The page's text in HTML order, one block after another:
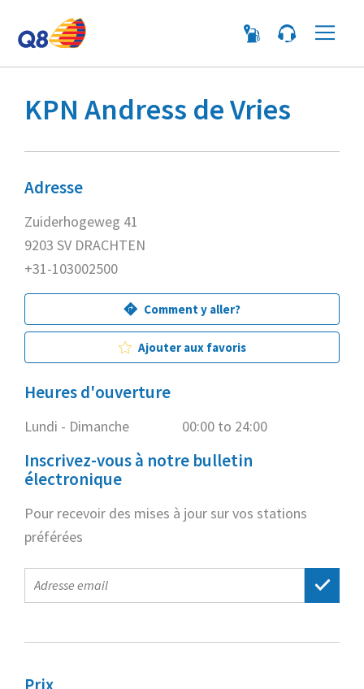
KPN Andress de Vries
Adresse
Zuiderhogeweg 41
9203 SV DRACHTEN
+31-103002500
Comment y aller?
Ajouter aux favoris
Heures d'ouverture
Lundi - Dimanche 00:00 to 24:00
Inscrivez-vous à notre bulletin
électronique
Pour recevoir des mises à jour sur vos stations
préférées
E-
mail
Prix